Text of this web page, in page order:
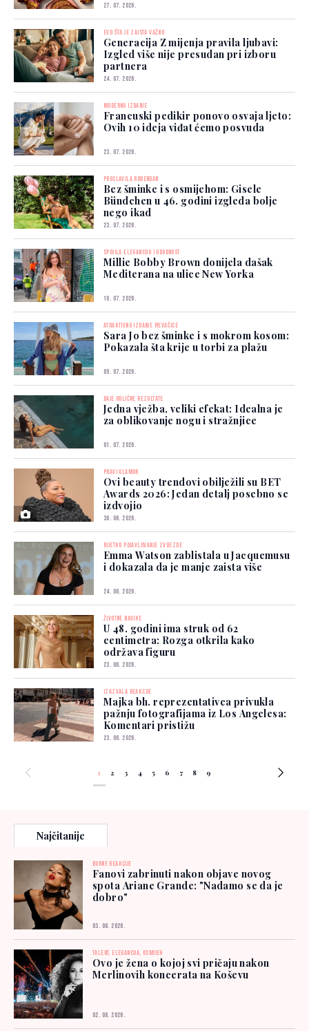
27. 07. 2026.
EVO ŠTA JE ZAISTA VAŽNO
Generacija Z mijenja pravila ljubavi:
Izgled više nije presudan pri izboru
partnera
24. 07. 2026.
MODERNO IZDANJE
Francuski pedikir ponovo osvaja ljeto:
Ovih 10 ideja viđat ćemo posvuda
23. 07. 2026.
PROSLAVILA ROĐENDAN
Bez šminke i s osmijehom: Gisele
Bündchen u 46. godini izgleda bolje
nego ikad
23. 07. 2026.
SPOJILA ELEGANCIJU I UDOBNOST
Millie Bobby Brown donijela dašak
Mediterana na ulice New Yorka
10. 07. 2026.
ATRAKTIVNO IZDANJE PJEVAČICE
Sara Jo bez šminke i s mokrom kosom:
Pokazala šta krije u torbi za plažu
09. 07. 2026.
DAJE ODLIČNE REZULTATE
Jedna vježba, veliki efekat: Idealna je
za oblikovanje nogu i stražnjice
01. 07. 2026.
PRAVI GLAMUR
Ovi beauty trendovi obilježili su BET
Awards 2026: Jedan detalj posebno se
izdvojio
30. 06. 2026.
RIJETKO POJAVLJIVANJE ZVIJEZDE
Emma Watson zablistala u Jacquemusu
i dokazala da je manje zaista više
24. 06. 2026.
ŽIVOTNE NAVIKE
U 48. godini ima struk od 62
centimetra: Rozga otkrila kako
održava figuru
23. 06. 2026.
IZAZVALA REAKCIJE
Majka bh. reprezentativca privukla
pažnju fotografijama iz Los Angelesa:
Komentari pristižu
23. 06. 2026.
1 2 3 4 5 6 7 8 9
Najčitanije
BURNE REAKCIJE
Fanovi zabrinuti nakon objave novog
spota Ariane Grande: "Nadamo se da je
dobro"
03. 08. 2026.
TALENT, ELEGANCIJA, OSMIJEH
Ovo je žena o kojoj svi pričaju nakon
Merlinovih koncerata na Koševu
02. 08. 2026.